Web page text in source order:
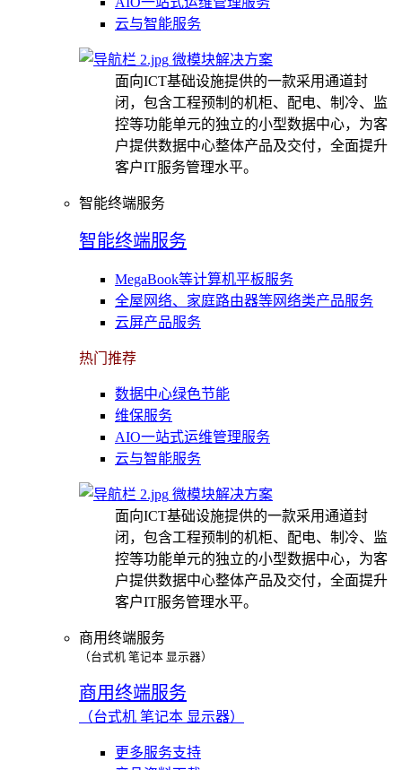
云与智能服务
微模块解决方案
面向ICT基础设施提供的一款采用通道封
闭，包含工程预制的机柜、配电、制冷、监
控等功能单元的独立的小型数据中心，为客
户提供数据中心整体产品及交付，全面提升
客户IT服务管理水平。
智能终端服务
智能终端服务
MegaBook等计算机平板服务
全屋网络、家庭路由器等网络类产品服务
云屏产品服务
热门推荐
数据中心绿色节能
维保服务
AIO一站式运维管理服务
云与智能服务
微模块解决方案
面向ICT基础设施提供的一款采用通道封
闭，包含工程预制的机柜、配电、制冷、监
控等功能单元的独立的小型数据中心，为客
户提供数据中心整体产品及交付，全面提升
客户IT服务管理水平。
商用终端服务
（台式机 笔记本 显示器）
商用终端服务
（台式机 笔记本 显示器）
更多服务支持